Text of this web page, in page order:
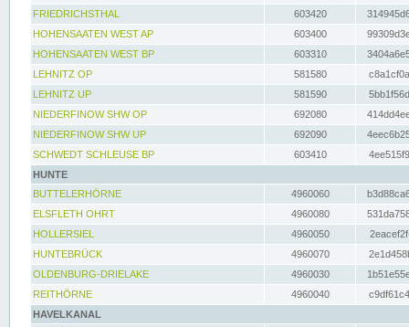
FRIEDRICHSTHAL
603420
HOHENSAATEN WEST AP
603400
HOHENSAATEN WEST BP
603310
LEHNITZ OP
581580
LEHNITZ UP
581590
NIEDERFINOW SHW OP
692080
NIEDERFINOW SHW UP
692090
SCHWEDT SCHLEUSE BP
603410
HUNTE
BUTTELERHÖRNE
4960060
ELSFLETH OHRT
4960080
HOLLERSIEL
4960050
HUNTEBRÜCK
4960070
OLDENBURG-DRIELAKE
4960030
REITHÖRNE
4960040
HAVELKANAL